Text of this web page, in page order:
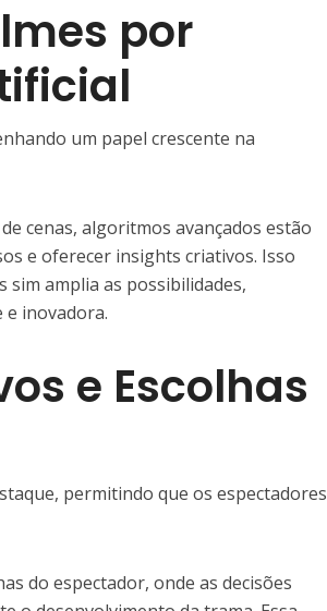
por
um papel crescente na
cenas, algoritmos avançados estão
e oferecer insights criativos. Isso
sim amplia as possibilidades,
inovadora.
e Escolhas
permitindo que os espectadores
do espectador, onde as decisões